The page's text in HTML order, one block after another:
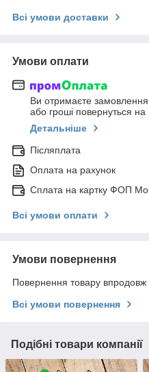
Всі умови доставки
Умови оплати
Ви отримаєте замовлення
або гроші повернуться на
Детальніше
Післяплата
Оплата на рахунок
Сплата на картку ФОП
Всі умови оплати
Умови повернення
Повернення товару впродовж
Всі умови повернення
Подібні товари компанії